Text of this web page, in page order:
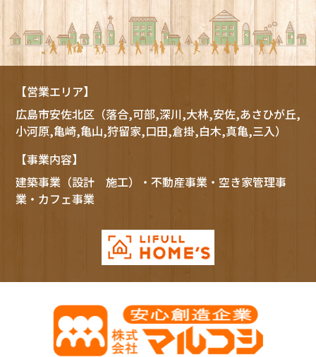
【営業エリア】
広島市安佐北区（落合,可部,深川,大林,安佐,あさひが丘,
小河原,亀崎,亀山,狩留家,口田,倉掛,白木,真亀,三入）
【事業内容】
建築事業（設計 施工）・不動産事業・空き家管理事
業・カフェ事業